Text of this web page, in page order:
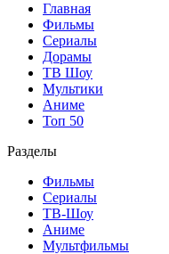
Главная
Фильмы
Сериалы
Дорамы
ТВ Шоу
Мультики
Аниме
Топ 50
Разделы
Фильмы
Сериалы
ТВ-Шоу
Аниме
Мультфильмы